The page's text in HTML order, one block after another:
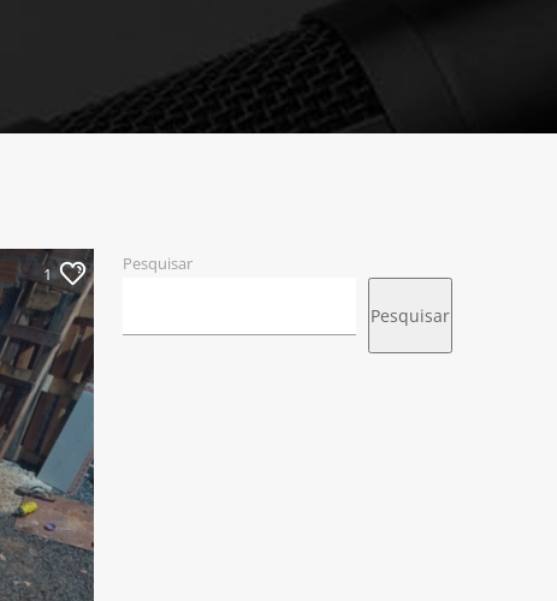
1 Pesquisar
Pesquisar